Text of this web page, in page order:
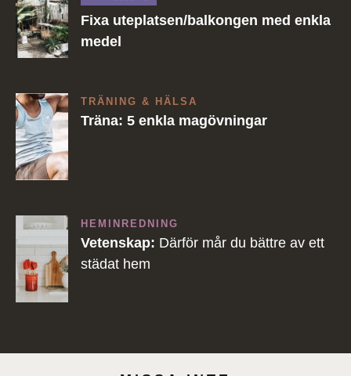
Fixa uteplatsen/balkongen med enkla
medel
TRÄNING & HÄLSA
Träna: 5 enkla magövningar
HEMINREDNING
Vetenskap: Därför mår du bättre av ett
städat hem